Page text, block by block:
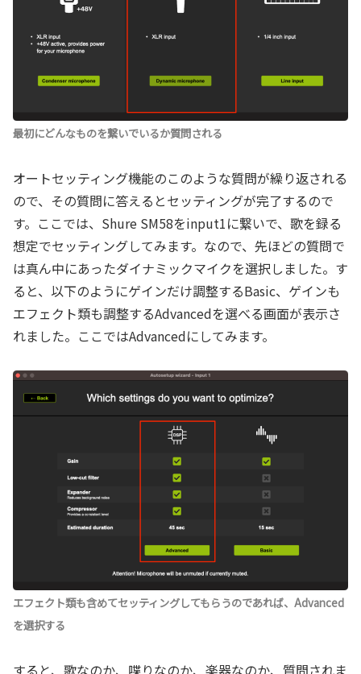
最初にどんなものを繋いでいるか質問される
オートセッティング機能のこのような質問が繰り返される
ので、その質問に答えるとセッティングが完了するので
す。ここでは、Shure SM58をinput1に繋いで、歌を録る
想定でセッティングしてみます。なので、先ほどの質問で
は真ん中にあったダイナミックマイクを選択しました。す
ると、以下のようにゲインだけ調整するBasic、ゲインも
エフェクト類も調整するAdvancedを選べる画面が表示さ
れました。ここではAdvancedにしてみます。
エフェクト類も含めてセッティングしてもらうのであれば、Advanced
を選択する
すると、歌なのか、喋りなのか、楽器なのか、質問されま